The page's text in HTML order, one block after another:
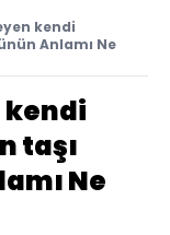
kendi
Anlamı Ne
kendi
taşı
Ne